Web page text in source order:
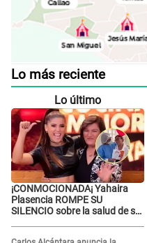
Lo más reciente
Lo último
¡CONMOCIONADA¡ Yahaira
Plasencia ROMPE SU
SILENCIO sobre la salud de su